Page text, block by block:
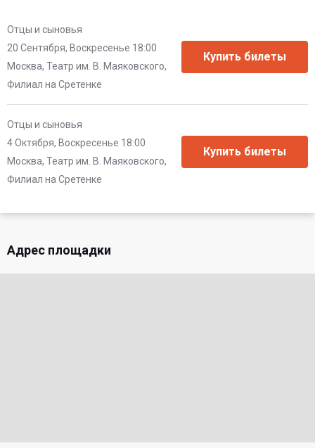
Отцы и сыновья
20 Сентября, Воскресенье 18:00
Москва, Театр им. В. Маяковского,
Филиал на Сретенке
Отцы и сыновья
4 Октября, Воскресенье 18:00
Москва, Театр им. В. Маяковского,
Филиал на Сретенке
Адрес площадки